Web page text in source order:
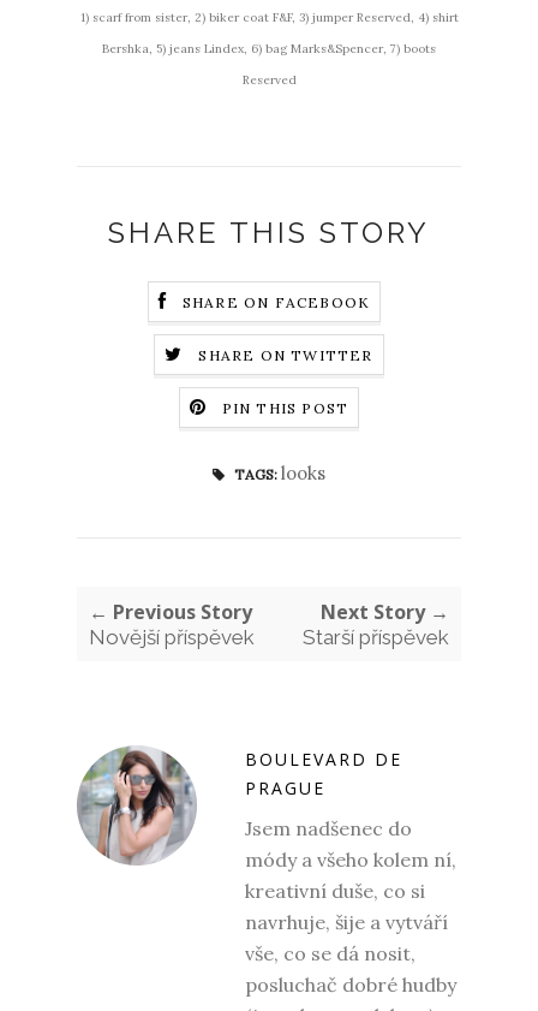
1) scarf from sister, 2) biker coat F&F, 3) jumper Reserved, 4) shirt
Bershka, 5) jeans Lindex, 6) bag Marks&Spencer, 7) boots
Reserved
SHARE THIS STORY
SHARE ON FACEBOOK
SHARE ON TWITTER
PIN THIS POST
TAGS: looks
← Previous Story
Novější příspěvek
Next Story →
Starší příspěvek
BOULEVARD DE
PRAGUE
Jsem nadšenec do
módy a všeho kolem ní,
kreativní duše, co si
navrhuje, šije a vytváří
vše, co se dá nosit,
posluchač dobré hudby